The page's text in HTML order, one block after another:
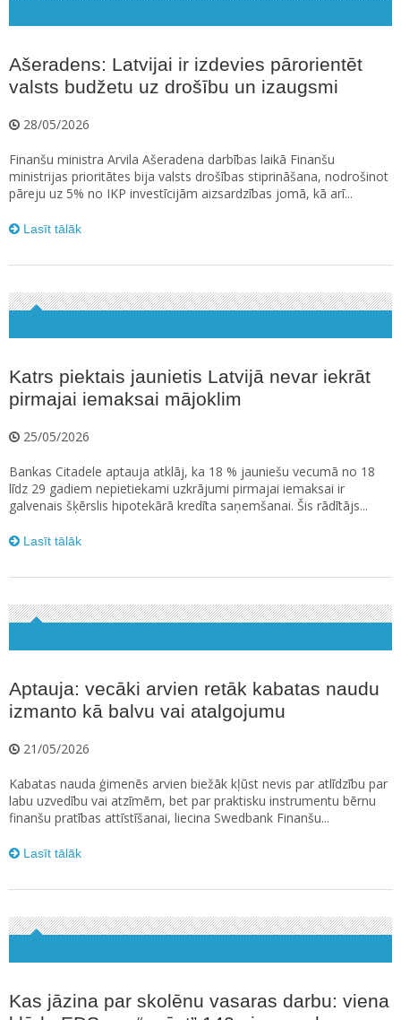
Ašeradens: Latvijai ir izdevies pārorientēt
valsts budžetu uz drošību un izaugsmi
28/05/2026
Finanšu ministra Arvila Ašeradena darbības laikā Finanšu
ministrijas prioritātes bija valsts drošības stiprināšana, nodrošinot
pāreju uz 5% no IKP investīcijām aizsardzības jomā, kā arī...
Lasīt tālāk
Katrs piektais jaunietis Latvijā nevar iekrāt
pirmajai iemaksai mājoklim
25/05/2026
Bankas Citadele aptauja atklāj, ka 18 % jauniešu vecumā no 18
līdz 29 gadiem nepietiekami uzkrājumi pirmajai iemaksai ir
galvenais šķērslis hipotekārā kredīta saņemšanai. Šis rādītājs...
Lasīt tālāk
Aptauja: vecāki arvien retāk kabatas naudu
izmanto kā balvu vai atalgojumu
21/05/2026
Kabatas nauda ģimenēs arvien biežāk kļūst nevis par atlīdzību par
labu uzvedību vai atzīmēm, bet par praktisku instrumentu bērnu
finanšu pratības attīstīšanai, liecina Swedbank Finanšu...
Lasīt tālāk
Kas jāzina par skolēnu vasaras darbu: viena